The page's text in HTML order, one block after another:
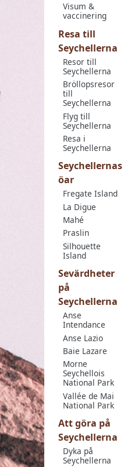
Visum &
vaccinering
Resa till
Seychellerna
Resor till
Seychellerna
Bröllopsresor
till
Seychellerna
Flyg till
Seychellerna
Resa i
Seychellerna
Seychellernas
öar
Fregate Island
La Digue
Mahé
Praslin
Silhouette
Island
Sevärdheter
på
Seychellerna
Anse
Intendance
Anse Lazio
Baie Lazare
Morne
Seychellois
National Park
Vallée de Mai
National Park
Att göra på
Seychellerna
Dyka på
Seychellerna